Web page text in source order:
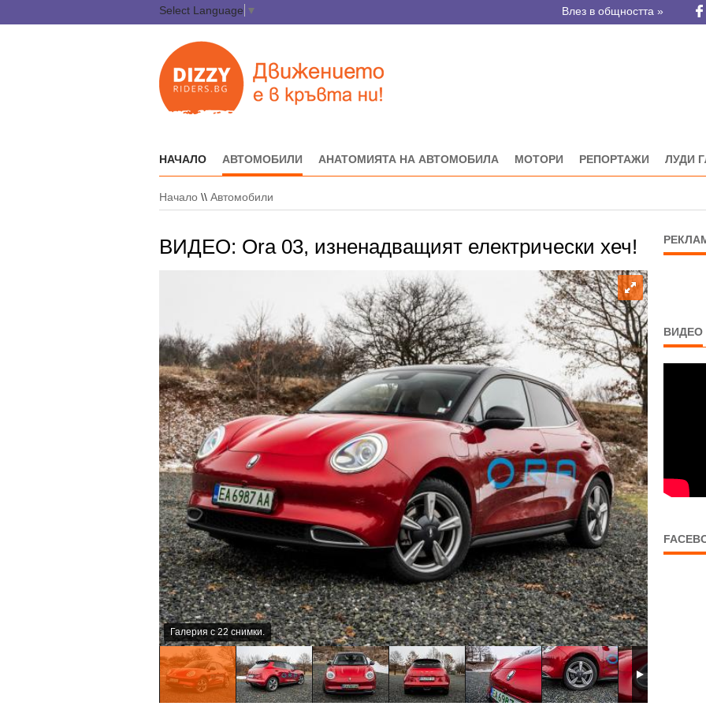
Select Language ▼ Влез в общността »
НАЧАЛО АВТОМОБИЛИ АНАТОМИЯТА НА АВТОМОБИЛА МОТОРИ РЕПОРТАЖИ ЛУДИ
Начало \\ Автомобили
ВИДЕО: Ora 03, изненадващият електрически хеч!
Галерия с 22 снимки.
ВИДЕО